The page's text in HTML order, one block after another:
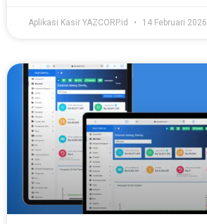
Aplikasi Kasir YAZCORP.id 14 Februari 2026